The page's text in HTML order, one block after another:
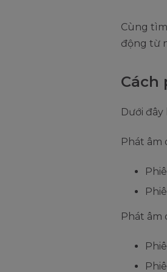
Cùng
động từ
Cách
Dưới
Phát âm
Phát âm